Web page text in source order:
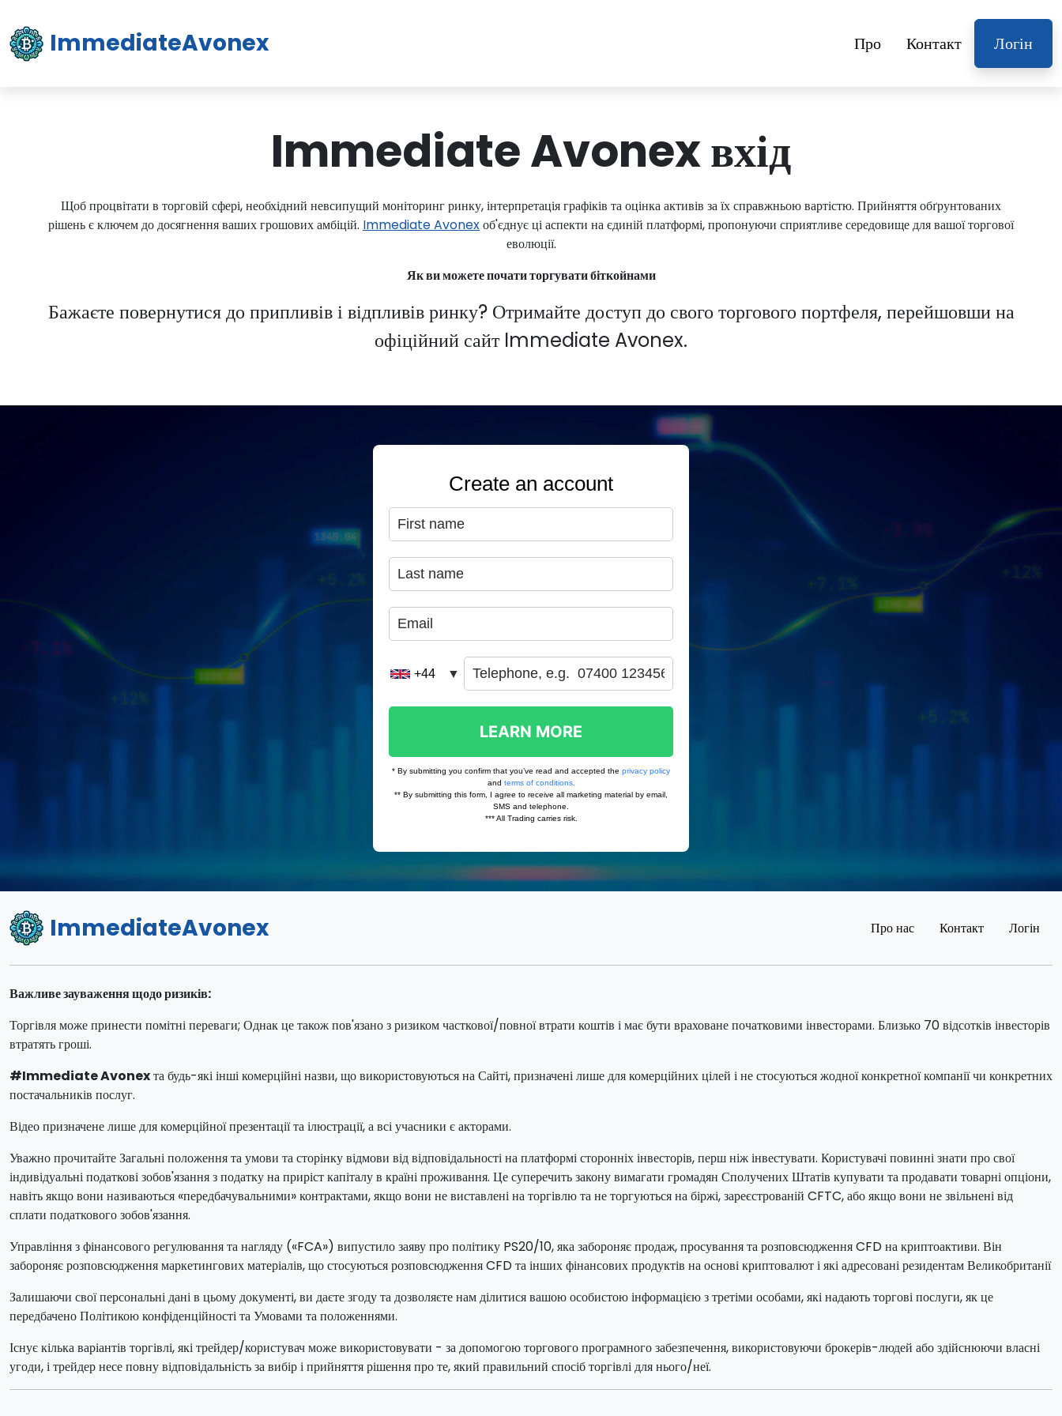
ImmediateAvonex Про Контакт Логін
Immediate Avonex вхід
Щоб процвітати в торговій сфері, необхідний невсипущий моніторинг ринку, інтерпретація графіків та оцінка активів за їх справжньою вартістю. Прийняття обґрунтованих
рішень є ключем до досягнення ваших грошових амбіцій. Immediate Avonexоб'єднує ці аспекти на єдиній платформі, пропонуючи сприятливе середовище для вашої торгової
еволюції.
Як ви можете почати торгувати біткойнами
Бажаєте повернутися до припливів і відпливів ринку? Отримайте доступ до свого торгового портфеля, перейшовши на
офіційний сайт Immediate Avonex.
ImmediateAvonex Про нас Контакт Логін
Важливе зауваження щодо ризиків:
Торгівля може принести помітні переваги; Однак це також пов'язано з ризиком часткової/повної втрати коштів і має бути враховане початковими інвесторами. Близько 70 відсотків інвесторів
втратять гроші.
#Immediate Avonexта будь-які інші комерційні назви, що використовуються на Сайті, призначені лише для комерційних цілей і не стосуються жодної конкретної компанії чи конкретних
постачальників послуг.
Відео призначене лише для комерційної презентації та ілюстрації, а всі учасники є акторами.
Уважно прочитайте Загальні положення та умови та сторінку відмови від відповідальності на платформі сторонніх інвесторів, перш ніж інвестувати. Користувачі повинні знати про свої
індивідуальні податкові зобов'язання з податку на приріст капіталу в країні проживання. Це суперечить закону вимагати громадян Сполучених Штатів купувати та продавати товарні опціони,
навіть якщо вони називаються «передбачувальними» контрактами, якщо вони не виставлені на торгівлю та не торгуються на біржі, зареєстрованій CFTC, або якщо вони не звільнені від
сплати податкового зобов'язання.
Управління з фінансового регулювання та нагляду («FCA») випустило заяву про політику PS20/10, яка забороняє продаж, просування та розповсюдження CFD на криптоактиви. Він
забороняє розповсюдження маркетингових матеріалів, що стосуються розповсюдження CFD та інших фінансових продуктів на основі криптовалют і які адресовані резидентам Великобританії
Залишаючи свої персональні дані в цьому документі, ви даєте згоду та дозволяєте нам ділитися вашою особистою інформацією з третіми особами, які надають торгові послуги, як це
передбачено Політикою конфіденційності та Умовами та положеннями.
Існує кілька варіантів торгівлі, які трейдер/користувач може використовувати - за допомогою торгового програмного забезпечення, використовуючи брокерів-людей або здійснюючи власні
угоди, і трейдер несе повну відповідальність за вибір і прийняття рішення про те, який правильний спосіб торгівлі для нього/неї.